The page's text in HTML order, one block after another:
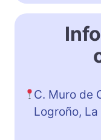
C. Muro de
Logroño, La